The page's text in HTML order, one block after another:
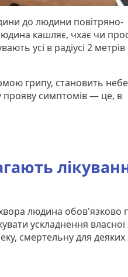
до людини повітряно-
кашляє, чхає чи
усі в радіусі 2
грипу, становить
прояву симптомів — це, в
людина обов'язково
ускладнення власної
смертельну для деяких